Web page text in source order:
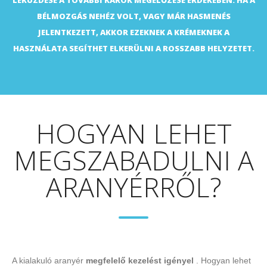
BÉLMOZGÁS NEHÉZ VOLT, VAGY MÁR HASMENÉS
JELENTKEZETT, AKKOR EZEKNEK A KRÉMEKNEK A
HASZNÁLATA SEGÍTHET ELKERÜLNI A ROSSZABB HELYZETET.
HOGYAN LEHET
MEGSZABADULNI A
ARANYÉRRŐL?
A kialakuló aranyér megfelelő kezelést igényel . Hogyan lehet